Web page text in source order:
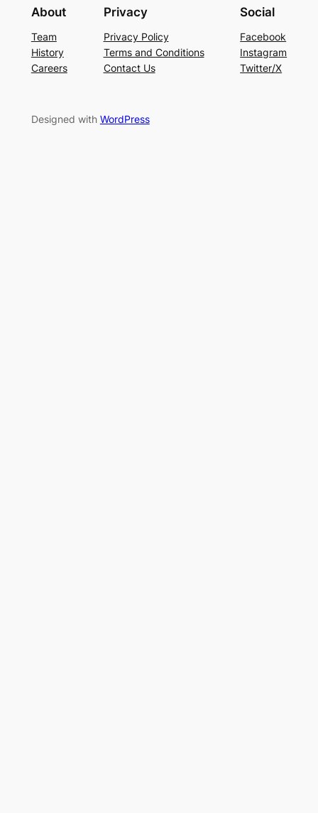
About
Team
History
Careers
Privacy
Privacy Policy
Terms and Conditions
Contact Us
Social
Facebook
Instagram
Twitter/X
Designed with WordPress